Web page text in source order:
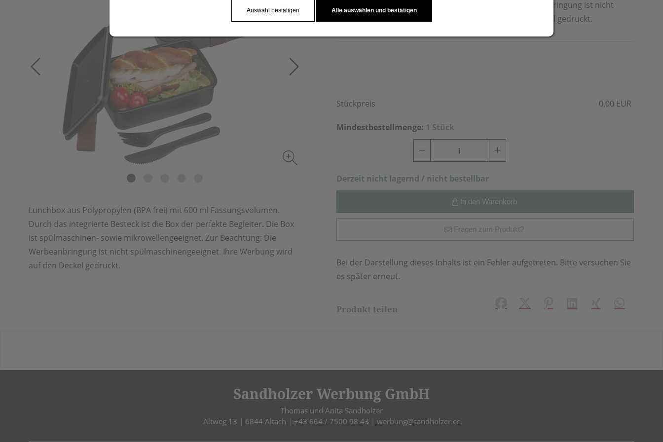
Lunchbox aus Polypropylen (BPA frei) mit 600 ml Fassungsvolumen.
Durch das integrierte Besteck ist die Box der perfekte Begleiter. Die Box
ist spülmaschinen- sowie mikrowellengeeignet. Zur Beachtung: Die
Werbeanbringung ist nicht spülmaschinengeeignet. Ihre Werbung wird
auf den Deckel gedruckt.
sowie mikrowellengeeignet. Zur Beachtung: Die Werbeanbringung ist nicht
spülmaschinengeeignet. Ihre Werbung wird auf den Deckel gedruckt.
Stückpreis 0,00 EUR
Mindestbestellmenge: 1 Stück
Derzeit nicht lagernd / nicht bestellbar
In den Warenkorb
Fragen zum Produkt?
Bei der Darstellung dieses Inhalts ist ein Fehler aufgetreten. Bitte versuchen Sie
es später erneut.
Produkt teilen Facebook
X PinterestLinkedInXing WhatsApp
Sandholzer Werbung GmbH
Thomas und Anita Sandholzer
Altweg 13 | 6844 Altach | +43 664 / 7500 98 43 | werbung@sandholzer.cc
Auswahl bestätigen Alle auswählen und bestätigen